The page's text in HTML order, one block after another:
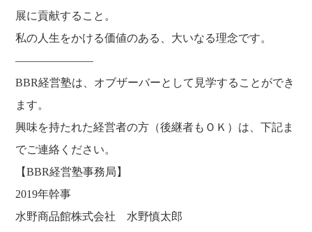
展に貢献すること。
私の人生をかける価値のある、大いなる理念です。
———————
BBR経営塾は、オブザーバーとして見学することができ
ます。
興味を持たれた経営者の方（後継者もＯＫ）は、下記ま
でご連絡ください。
【BBR経営塾事務局】
2019年幹事
水野商品館株式会社 水野慎太郎